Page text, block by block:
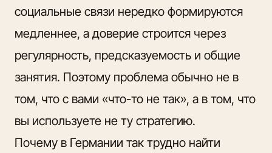
социальные связи нередко формируются
медленнее, а доверие строится через
регулярность, предсказуемость и общие
занятия. Поэтому проблема обычно не в
том, что с вами «что-то не так», а в том, что
вы используете не ту стратегию.
Почему в Германии так трудно найти